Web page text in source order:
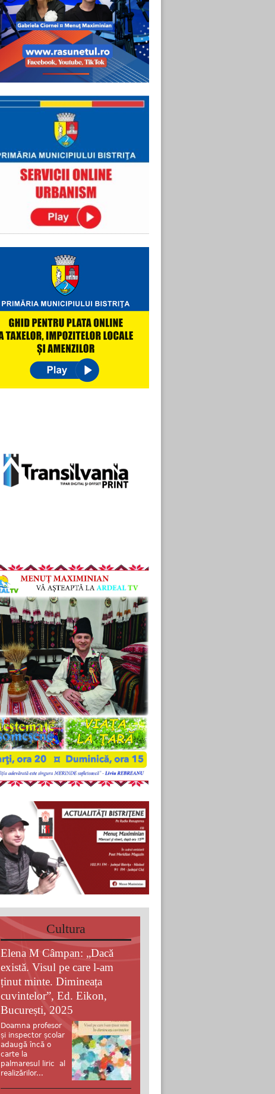
Cultura
Elena M Câmpan: „Dacă
există. Visul pe care l-am
ținut minte. Dimineața
cuvintelor”, Ed. Eikon,
București, 2025
Doamna profesor
și inspector școlar
adaugă încă o
carte la
palmaresul liric al
realizărilor...